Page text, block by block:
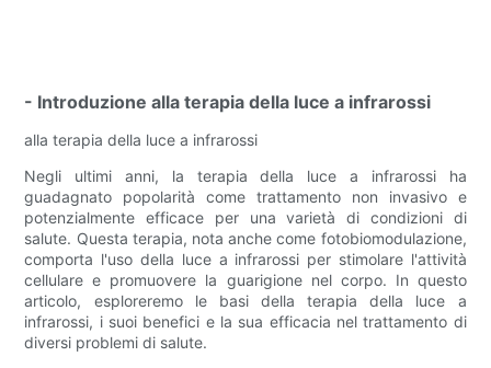
- Introduzione alla terapia della luce a infrarossi
alla terapia della luce a infrarossi
Negli ultimi anni, la terapia della luce a infrarossi ha
guadagnato popolarità come trattamento non invasivo e
potenzialmente efficace per una varietà di condizioni di
salute. Questa terapia, nota anche come fotobiomodulazione,
comporta l'uso della luce a infrarossi per stimolare l'attività
cellulare e promuovere la guarigione nel corpo. In questo
articolo, esploreremo le basi della terapia della luce a
infrarossi, i suoi benefici e la sua efficacia nel trattamento di
diversi problemi di salute.